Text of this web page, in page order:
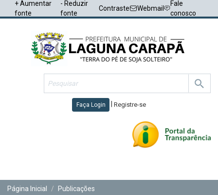
+ Aumentar
fonte
- Reduzir
fonte
Contraste Webmail
Fale
conosco
Faça Login Registre-se
Página Inicial
Publicações